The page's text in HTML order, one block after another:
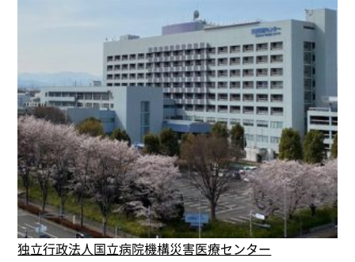
独立行政法人国立病院機構災害医療センター